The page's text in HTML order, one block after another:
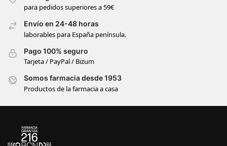
para pedidos superiores a 59€
Envío en 24-48 horas
laborables para España península.
Pago 100% seguro
Tarjeta / PayPal / Bizum
Somos farmacia desde 1953
Productos de la farmacia a casa